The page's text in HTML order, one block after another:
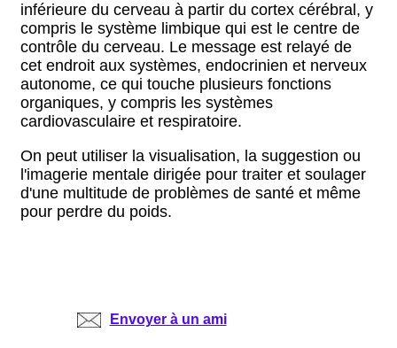
inférieure du cerveau à partir du cortex cérébral, y
compris le système limbique qui est le centre de
contrôle du cerveau. Le message est relayé de
cet endroit aux systèmes, endocrinien et nerveux
autonome, ce qui touche plusieurs fonctions
organiques, y compris les systèmes
cardiovasculaire et respiratoire.
On peut utiliser la visualisation, la suggestion ou
l'imagerie mentale dirigée pour traiter et soulager
d'une multitude de problèmes de santé et même
pour perdre du poids.
Envoyer à un ami